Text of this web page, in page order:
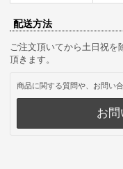
配送方法
ご注文頂いてから土日祝
頂きます。
商品に関する質問や、お問い
お